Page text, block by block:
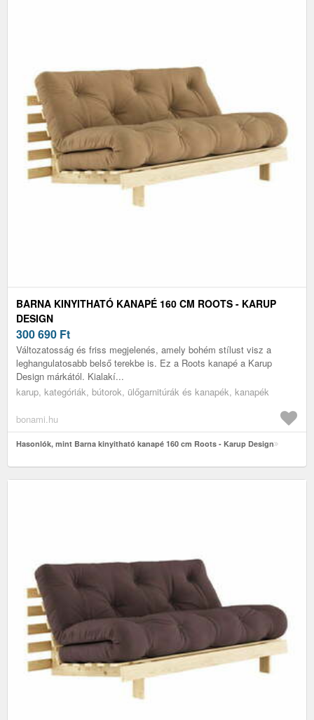
BARNA KINYITHATÓ KANAPÉ 160 CM ROOTS - KARUP
DESIGN
300 690 Ft
Változatosság és friss megjelenés, amely bohém stílust visz a
leghangulatosabb belső terekbe is. Ez a Roots kanapé a Karup
Design márkától. Kialakí...
karup, kategóriák, bútorok, ülőgarnitúrák és kanapék, kanapék
bonami.hu
Hasonlók, mint Barna kinyitható kanapé 160 cm Roots - Karup Design